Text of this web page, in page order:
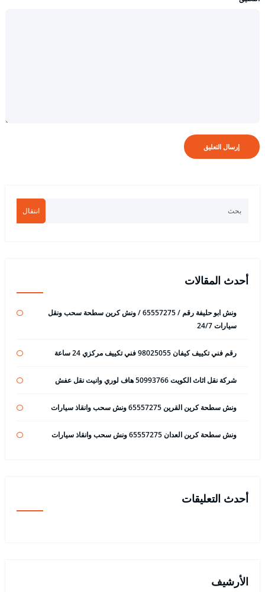
انتقال
أحدث المقالات
ونش ابو حليفة رقم / 65557275 / ونش كرين سطحة سحب ونقل
سيارات 24/7
رقم فني تكييف كيفان 98025055 فني تكييف مركزي 24 ساعة
شركة نقل اثاث الكويت 50993766 هاف لوري وانيت نقل عفش
ونش سطحة كرين القرين 65557275 ونش سحب وانقاذ سيارات
ونش سطحة كرين العدان 65557275 ونش سحب وانقاذ سيارات
أحدث التعليقات
الأرشيف